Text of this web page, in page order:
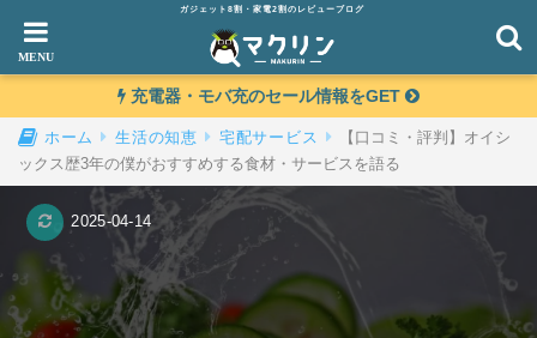
ガジェット8割・家電2割のレビューブログ
充電器・モバ充のセール情報をGET
ホーム 生活の知恵 宅配サービス
【口コミ・評判】オイシ
ックス歴3年の僕がおすすめする食材・サービスを語る
2025-04-14